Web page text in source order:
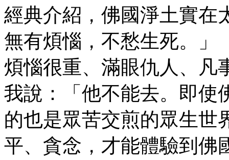
經典介紹，佛國淨土實在
無有煩惱，不愁生死。」
煩惱很重、滿眼仇人、凡
我說：「他不能去。即使
的也是眾苦交煎的眾生世
平、貪念，才能體驗到佛